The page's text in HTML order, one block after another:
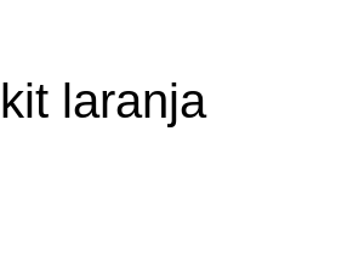
kit laranja